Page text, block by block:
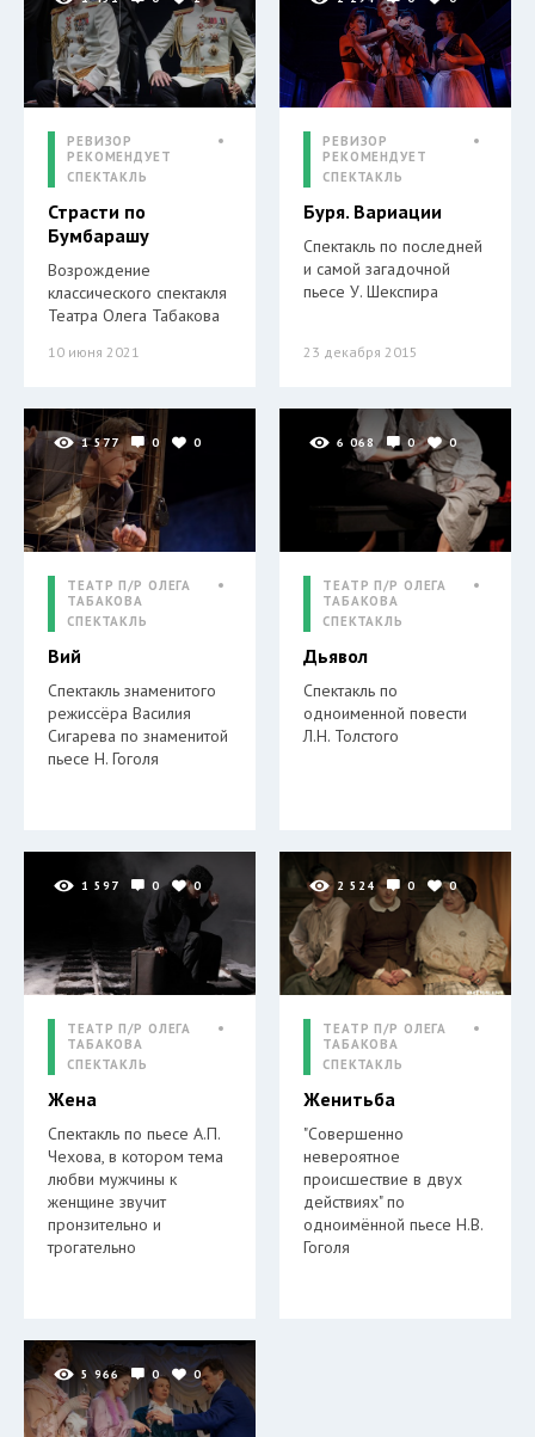
РЕВИЗОР
РЕКОМЕНДУЕТ
СПЕКТАКЛЬ
Страсти по
Бумбарашу
Возрождение
классического спектакля
Театра Олега Табакова
10 июня 2021
РЕВИЗОР
РЕКОМЕНДУЕТ
СПЕКТАКЛЬ
Буря. Вариации
Спектакль по последней
и самой загадочной
пьесе У. Шекспира
23 декабря 2015
1 577 0 0
ТЕАТР П/Р ОЛЕГА
ТАБАКОВА
СПЕКТАКЛЬ
Вий
Спектакль знаменитого
режиссёра Василия
Сигарева по знаменитой
пьесе Н. Гоголя
6 068 0 0
ТЕАТР П/Р ОЛЕГА
ТАБАКОВА
СПЕКТАКЛЬ
Дьявол
Спектакль по
одноименной повести
Л.Н. Толстого
1 597 0 0
ТЕАТР П/Р ОЛЕГА
ТАБАКОВА
СПЕКТАКЛЬ
Жена
Спектакль по пьесе А.П.
Чехова, в котором тема
любви мужчины к
женщине звучит
пронзительно и
трогательно
2 524 0 0
ТЕАТР П/Р ОЛЕГА
ТАБАКОВА
СПЕКТАКЛЬ
Женитьба
"Совершенно
невероятное
происшествие в двух
действиях" по
одноимённой пьесе Н.В.
Гоголя
5 966 0 0